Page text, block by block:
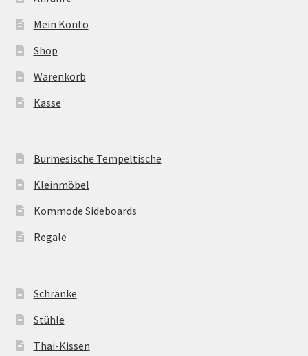
Mein Konto
Shop
Warenkorb
Kasse
Burmesische Tempeltische
Kleinmöbel
Kommode Sideboards
Regale
Schränke
Stühle
Thai-Kissen